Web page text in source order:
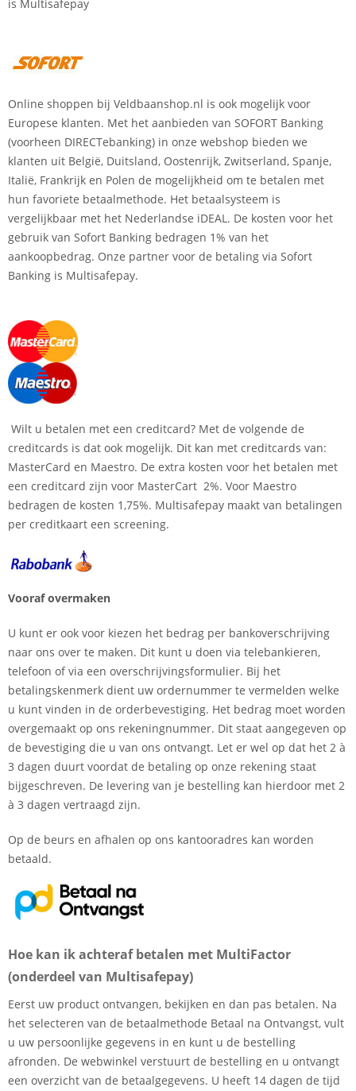
is Multisafepay
Online shoppen bij Veldbaanshop.nl is ook mogelijk voor
Europese klanten. Met het aanbieden van SOFORT Banking
(voorheen DIRECTebanking) in onze webshop bieden we
klanten uit België, Duitsland, Oostenrijk, Zwitserland, Spanje,
Italië, Frankrijk en Polen de mogelijkheid om te betalen met
hun favoriete betaalmethode. Het betaalsysteem is
vergelijkbaar met het Nederlandse iDEAL. De kosten voor het
gebruik van Sofort Banking bedragen 1% van het
aankoopbedrag. Onze partner voor de betaling via Sofort
Banking is Multisafepay.
Wilt u betalen met een creditcard? Met de volgende de
creditcards is dat ook mogelijk. Dit kan met creditcards van:
MasterCard en Maestro. De extra kosten voor het betalen met
een creditcard zijn voor MasterCart 2%. Voor Maestro
bedragen de kosten 1,75%. Multisafepay maakt van betalingen
per creditkaart een screening.
Vooraf overmaken
U kunt er ook voor kiezen het bedrag per bankoverschrijving
naar ons over te maken. Dit kunt u doen via telebankieren,
telefoon of via een overschrijvingsformulier. Bij het
betalingskenmerk dient uw ordernummer te vermelden welke
u kunt vinden in de orderbevestiging. Het bedrag moet worden
overgemaakt op ons rekeningnummer. Dit staat aangegeven op
de bevestiging die u van ons ontvangt. Let er wel op dat het 2 à
3 dagen duurt voordat de betaling op onze rekening staat
bijgeschreven. De levering van je bestelling kan hierdoor met 2
à 3 dagen vertraagd zijn.
Op de beurs en afhalen op ons kantooradres kan worden
betaald.
Hoe kan ik achteraf betalen met MultiFactor
(onderdeel van Multisafepay)
Eerst uw product ontvangen, bekijken en dan pas betalen. Na
het selecteren van de betaalmethode Betaal na Ontvangst, vult
u uw persoonlijke gegevens in en kunt u de bestelling
afronden. De webwinkel verstuurt de bestelling en u ontvangt
een overzicht van de betaalgegevens. U heeft 14 dagen de tijd